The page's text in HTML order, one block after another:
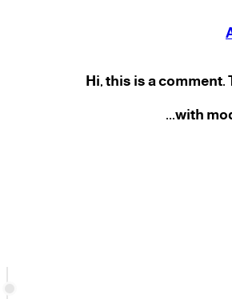
Hi, this is a
with